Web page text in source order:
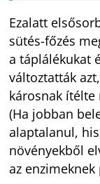
Ezalatt
sütés-főzés
a táplálékukat
változtatták
károsnak
(Ha jobban
alaptalanul,
növényekből
az